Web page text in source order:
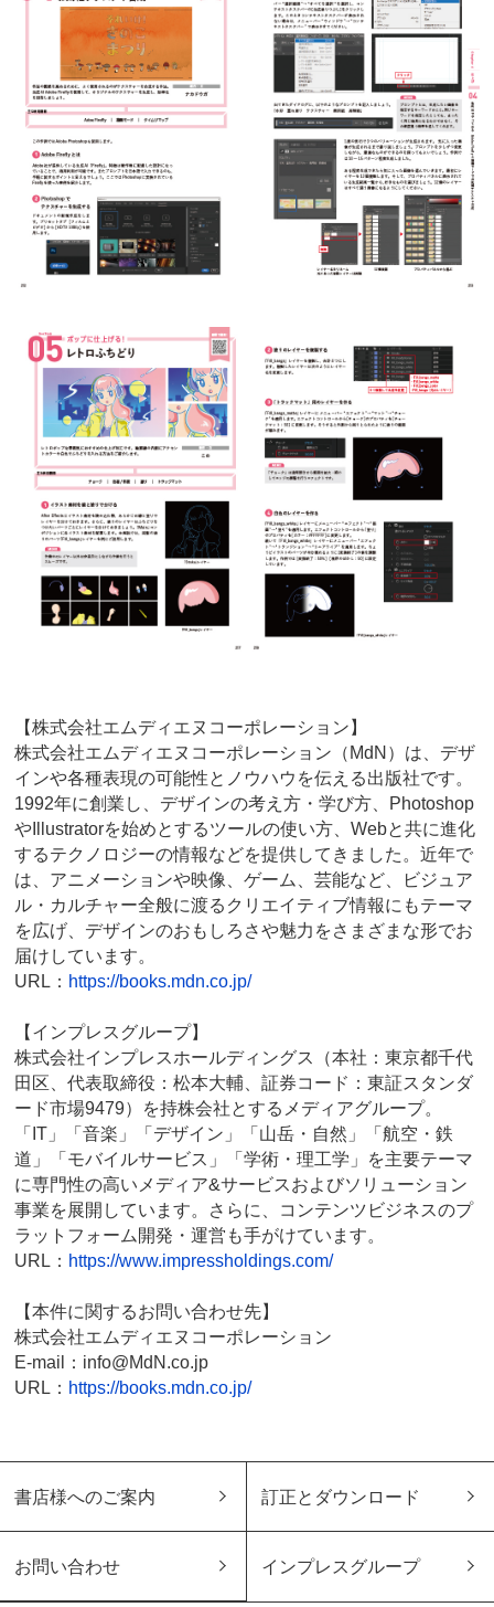
【株式会社エムディエヌコーポレーション】
株式会社エムディエヌコーポレーション（MdN）は、デザ
インや各種表現の可能性とノウハウを伝える出版社です。
1992年に創業し、デザインの考え方・学び方、Photoshop
やIllustratorを始めとするツールの使い方、Webと共に進化
するテクノロジーの情報などを提供してきました。近年で
は、アニメーションや映像、ゲーム、芸能など、ビジュア
ル・カルチャー全般に渡るクリエイティブ情報にもテーマ
を広げ、デザインのおもしろさや魅力をさまざまな形でお
届けしています。
URL： https://books.mdn.co.jp/
【インプレスグループ】
株式会社インプレスホールディングス（本社：東京都千代
田区、代表取締役：松本大輔、証券コード：東証スタンダ
ード市場9479）を持株会社とするメディアグループ。
「IT」「音楽」「デザイン」「山岳・自然」「航空・鉄
道」「モバイルサービス」「学術・理工学」を主要テーマ
に専門性の高いメディア&サービスおよびソリューション
事業を展開しています。さらに、コンテンツビジネスのプ
ラットフォーム開発・運営も手がけています。
URL： https://www.impressholdings.com/
【本件に関するお問い合わせ先】
株式会社エムディエヌコーポレーション
E-mail：info@MdN.co.jp
URL： https://books.mdn.co.jp/
書店様へのご案内 訂正とダウンロード
お問い合わせ インプレスグループ